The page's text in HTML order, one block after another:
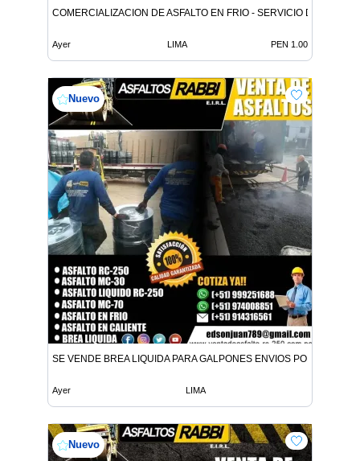
COMERCIALIZACION DE ASFALTO EN FRIO - SERVICIO DE
Ayer LIMA PEN 1.00
Nuevo
SE VENDE BREA LIQUIDA PARA GALPONES ENVIOS POR
Ayer LIMA
Nuevo